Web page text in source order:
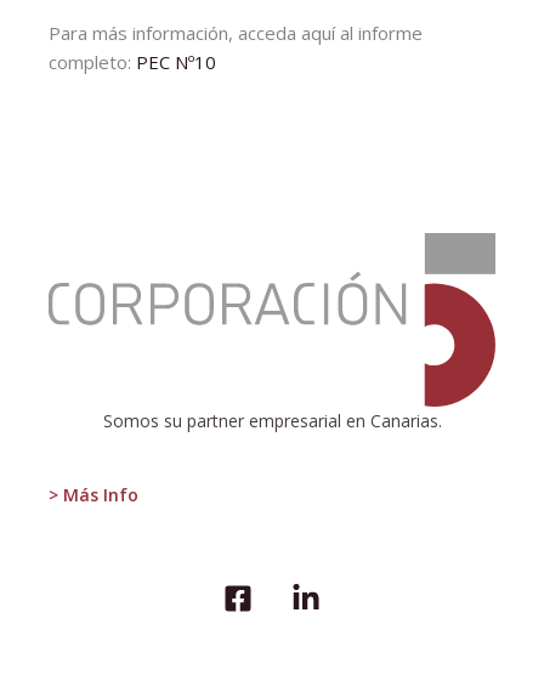
Para más información, acceda aquí al informe
completo: PEC Nº10
Somos su partner empresarial en Canarias.
> Más Info
de
Economía